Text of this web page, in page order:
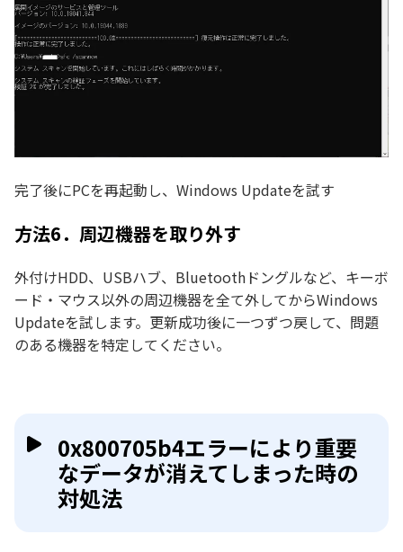
完了後にPCを再起動し、Windows Updateを試す
方法6．周辺機器を取り外す
外付けHDD、USBハブ、Bluetoothドングルなど、キーボ
ード・マウス以外の周辺機器を全て外してからWindows
Updateを試します。更新成功後に一つずつ戻して、問題
のある機器を特定してください。
0x800705b4エラーにより重要
なデータが消えてしまった時の
対処法